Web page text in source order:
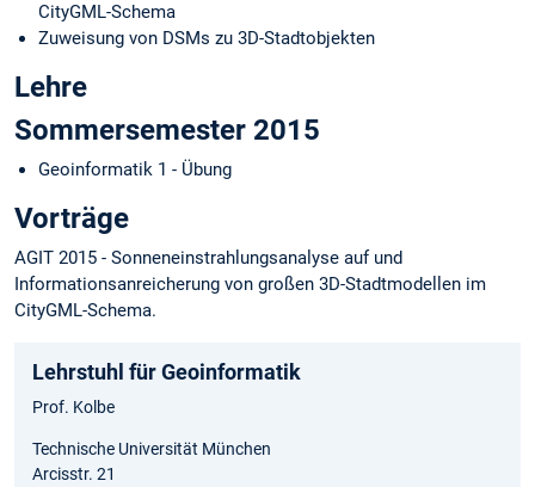
CityGML-Schema
Zuweisung von DSMs zu 3D-Stadtobjekten
Lehre
Sommersemester 2015
Geoinformatik 1 - Übung
Vorträge
AGIT 2015 - Sonneneinstrahlungsanalyse auf und
Informationsanreicherung von großen 3D-Stadtmodellen im
CityGML-Schema.
Lehrstuhl für Geoinformatik
Prof. Kolbe
Technische Universität München
Arcisstr. 21